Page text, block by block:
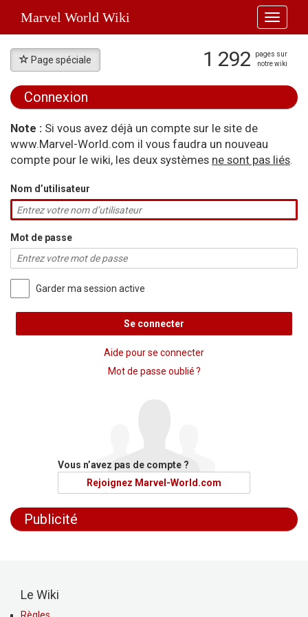
Toggle
Marvel World Wiki
Page spéciale 1 292
pages sur
notre wiki
Connexion
Note : Si vous avez déjà un compte sur le site de
www.Marvel-World.com il vous faudra un nouveau
compte pour le wiki, les deux systèmes ne sont pas liés.
Nom d’utilisateur
Mot de passe
Garder ma session active
Se connecter
Aide pour se connecter
Mot de passe oublié ?
Vous n’avez pas de compte ?
Rejoignez Marvel-World.com
Publicité
Le Wiki